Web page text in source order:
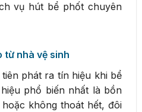
vụ hút bể phốt chuyên
từ nhà vệ sinh
phát ra tín hiệu khi bể
phổ biến nhất là bồn
không thoát hết, đôi